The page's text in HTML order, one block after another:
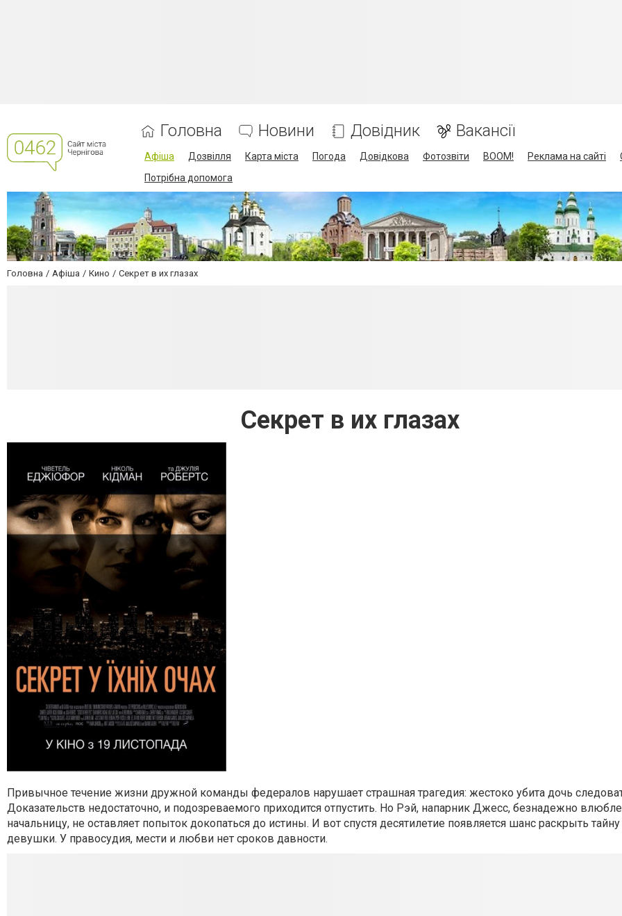
Головна Новини Довідник Вакансії
Афіша Дозвілля Карта міста Погода Довідкова Фотозвіти BOOM! Реклама на сайті
Потрібна допомога
Головна Афіша Кино Секрет в их глазах
Секрет в их глазах
Привычное течение жизни дружной команды федералов нарушает страшная трагедия: жестоко убита дочь
Доказательств недостаточно, и подозреваемого приходится отпустить. Но Рэй, напарник Джесс, безнадежно
начальницу, не оставляет попыток докопаться до истины. И вот спустя десятилетие появляется шанс раскрыть
девушки. У правосудия, мести и любви нет сроков давности.